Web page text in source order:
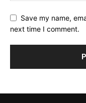
Save my name,
next time I comment.